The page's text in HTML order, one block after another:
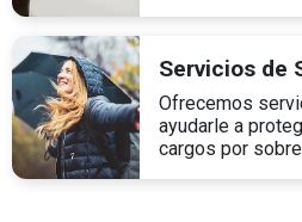
Servicios de
Ofrecemos
ayudarle a
cargos por